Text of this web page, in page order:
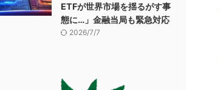
ETFが世界市場を揺るがす事
態に…」金融当局も緊急対応
2026/7/7